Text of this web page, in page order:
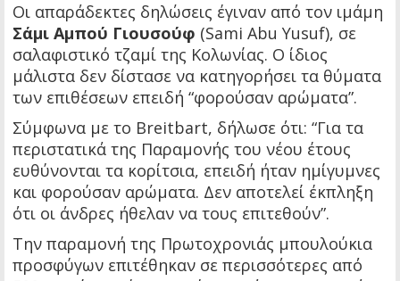
Οι απαράδεκτες δηλώσεις έγιναν από τον ιμάμη
Σάμι Αμπού Γιουσούφ (Sami Abu Yusuf), σε
σαλαφιστικό τζαμί της Κολωνίας. Ο ίδιος
μάλιστα δεν δίστασε να κατηγορήσει τα θύματα
των επιθέσεων επειδή “φορούσαν αρώματα”.
Σύμφωνα με το Breitbart, δήλωσε ότι: “Για τα
περιστατικά της Παραμονής του νέου έτους
ευθύνονται τα κορίτσια, επειδή ήταν ημίγυμνες
και φορούσαν αρώματα. Δεν αποτελεί έκπληξη
ότι οι άνδρες ήθελαν να τους επιτεθούν”.
Την παραμονή της Πρωτοχρονιάς μπουλούκια
προσφύγων επιτέθηκαν σε περισσότερες από